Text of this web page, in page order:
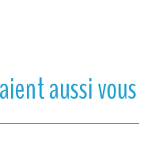
aussi vous